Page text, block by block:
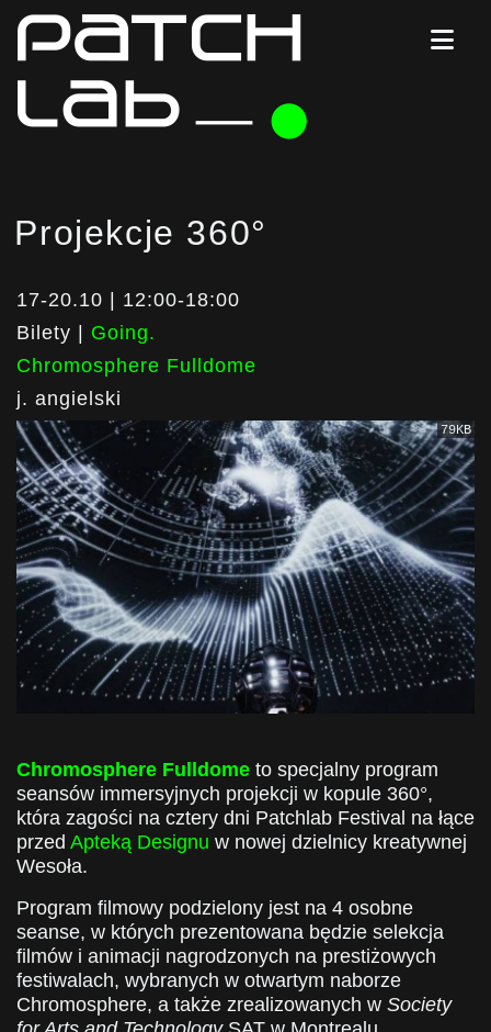
Projekcje 360°
17-20.10 | 12:00-18:00
Bilety | Going.
Chromosphere Fulldome
j. angielski
79KB
Chromosphere Fulldome to specjalny program
seansów immersyjnych projekcji w kopule 360°,
która zagości na cztery dni Patchlab Festival na łące
przed Apteką Designu w nowej dzielnicy kreatywnej
Wesoła.
Program filmowy podzielony jest na 4 osobne
seanse, w których prezentowana będzie selekcja
filmów i animacji nagrodzonych na prestiżowych
festiwalach, wybranych w otwartym naborze
Chromosphere, a także zrealizowanych w Society